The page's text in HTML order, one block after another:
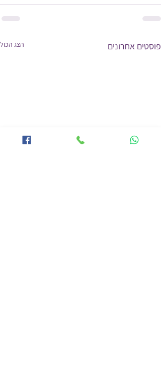
פוסטים אחרונים הצג הכול